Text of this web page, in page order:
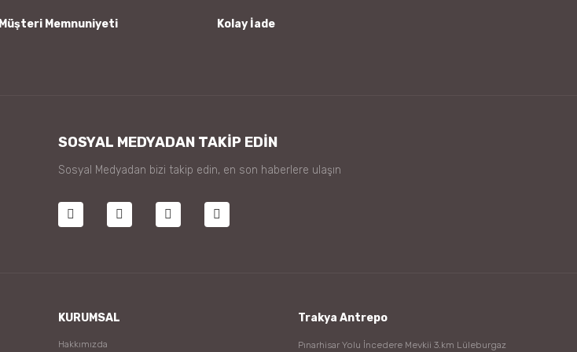
Müşteri Memnuniyeti Kolay İade
SOSYAL MEDYADAN TAKİP EDİN
Sosyal Medyadan bizi takip edin, en son haberlere ulaşın
KURUMSAL
Hakkımızda
Trakya Antrepo
Pınarhisar Yolu İncedere Mevkii 3.km Lüleburgaz